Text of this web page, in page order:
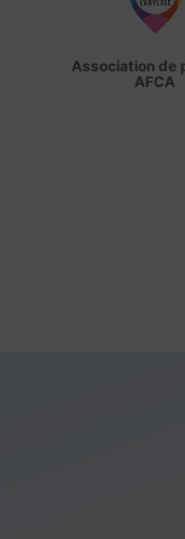
Association de
AFCA